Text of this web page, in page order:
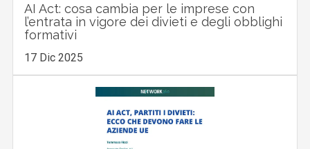
AI Act: cosa cambia per le imprese con
l’entrata in vigore dei divieti e degli obblighi
formativi
17 Dic 2025